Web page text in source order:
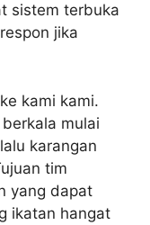
sistem terbuka
jika
kami kami.
mulai
karangan
tim
yang dapat
ikatan hangat